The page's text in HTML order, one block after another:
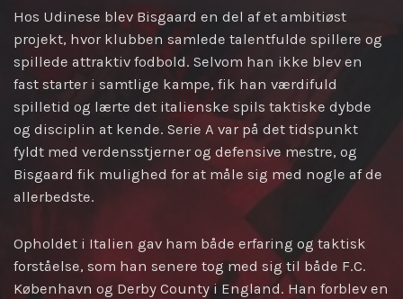
Hos Udinese blev Bisgaard en del af et ambitiøst
projekt, hvor klubben samlede talentfulde spillere og
spillede attraktiv fodbold. Selvom han ikke blev en
fast starter i samtlige kampe, fik han værdifuld
spilletid og lærte det italienske spils taktiske dybde
og disciplin at kende. Serie A var på det tidspunkt
fyldt med verdensstjerner og defensive mestre, og
Bisgaard fik mulighed for at måle sig med nogle af de
allerbedste.
Opholdet i Italien gav ham både erfaring og taktisk
forståelse, som han senere tog med sig til både F.C.
København og Derby County i England. Han forblev en